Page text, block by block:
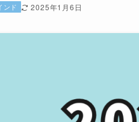
ンド 2025年1月6日